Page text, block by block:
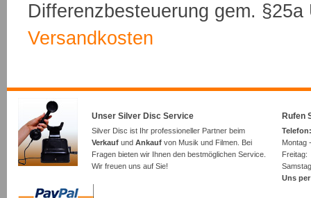
Differenzbesteuerung gem.
Versandkosten
Unser Silver Disc Service
Silver Disc ist Ihr professioneller Partner beim
Verkauf und Ankauf von Musik und Filmen. Bei
Fragen bieten wir Ihnen den bestmöglichen Service.
Wir freuen uns auf Sie!
Rufen
Montag
Uns